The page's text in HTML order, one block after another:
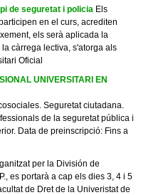
de seguretat i policia Els
en el curs, acrediten
els serà aplicada la
càrrega lectiva, s'atorga als
Oficial
UNIVERSITARI EN
Seguretat ciutadana.
de la seguretat pública i
Data de preinscripció: Fins a
per la División de
es portarà a cap els dies 3, 4 i 5
de Dret de la Univeristat de